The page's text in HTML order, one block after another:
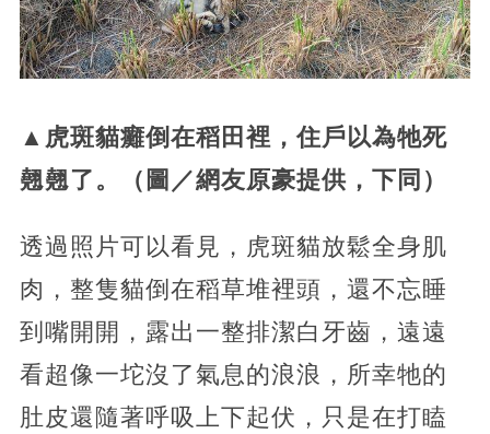
▲虎斑貓癱倒在稻田裡，住戶以為牠死
翹翹了。（圖／網友原豪提供，下同）
透過照片可以看見，虎斑貓放鬆全身肌
肉，整隻貓倒在稻草堆裡頭，還不忘睡
到嘴開開，露出一整排潔白牙齒，遠遠
看超像一坨沒了氣息的浪浪，所幸牠的
肚皮還隨著呼吸上下起伏，只是在打瞌